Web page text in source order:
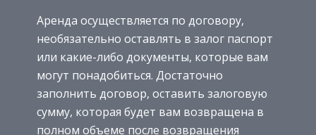
Аренда осуществляется по договору,
необязательно оставлять в залог паспорт
или какие-либо документы, которые вам
могут понадобиться. Достаточно
заполнить договор, оставить залоговую
сумму, которая будет вам возвращена в
полном объеме после возвращения